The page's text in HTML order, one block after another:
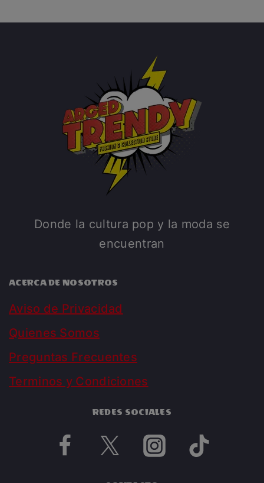
Donde la cultura pop y la moda se
encuentran
ACERCA DE NOSOTROS
Aviso de Privacidad
Quienes Somos
Preguntas Frecuentes
Terminos y Condiciones
REDES SOCIALES